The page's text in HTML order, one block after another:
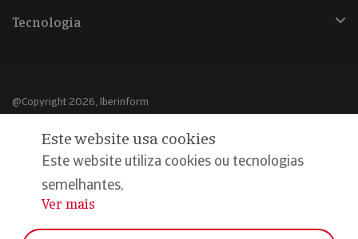
Tecnologia
@Copyright 2026, Iberinform
Aviso legal
Política de cookies
Declaração de privacidade
Este website usa cookies
Este website utiliza cookies ou tecnologias
semelhantes,
...
Ver mais